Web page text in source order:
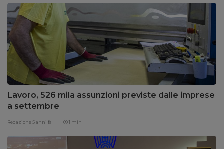
Lavoro, 526 mila assunzioni previste dalle imprese
a settembre
Redazione 5 anni fa 1 min